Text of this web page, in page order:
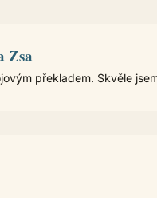
Zsa
překladem. Skvěle